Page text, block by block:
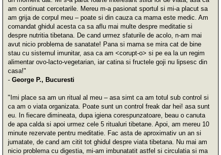
am continuat cercetarile. Mereu m-a pasionat sportul si mi-a placut sa
am grija de corpul meu – poate si din cauza ca mama este medic. Am
comandat ghidul acesta ca sa aflu mai multe despre meditatie si
despre nutritia tibetana. De cand urmez sfaturile de acolo, n-am mai
avut nicio problema de sanatate! Pana si mama se mira cat de bine
stau cu sistemul imunitar, asa ca am <corupt-o> si pe ea la un regim
alimentar ovo-lacto-vegetarian, iar catina si fructele goji nu lipsesc din
casa!"
- George P., Bucuresti
"Imi place sa am un ritual al meu – asa simt ca am totul sub control si
ca am o viata organizata. Poate sunt un control freak dar hei! asa sunt
eu. In fiecare dimineata, dupa igiena corespunzatoare, beau o canuta
de apa calda si apoi urmez cele 5 ritualuri tibetane. Apoi, am mereu 10
minute rezervate pentru meditatie. Fac asta de aproximativ un an si
jumatate, de cand am citit tot ghidul despre viata tibetana. Nu mai am
nicio problema cu digestia, mi-am imbunatatit astfel si circulatia si ma